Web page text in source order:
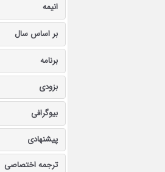
انیمه
بر اساس سال
برنامه
بزودی
بیوگرافی
پیشنهادی
ترجمه اختصاصی